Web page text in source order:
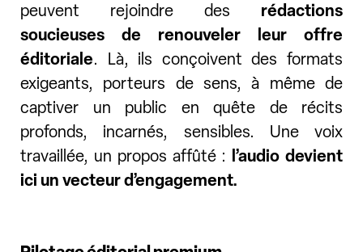
peuvent rejoindre des rédactions
soucieuses de renouveler leur offre
éditoriale. Là, ils conçoivent des formats
exigeants, porteurs de sens, à même de
captiver un public en quête de récits
profonds, incarnés, sensibles. Une voix
travaillée, un propos affûté : l’audio devient
ici un vecteur d’engagement.